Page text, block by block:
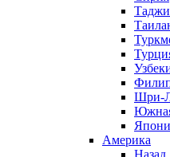
Шри-
Америка
Назад